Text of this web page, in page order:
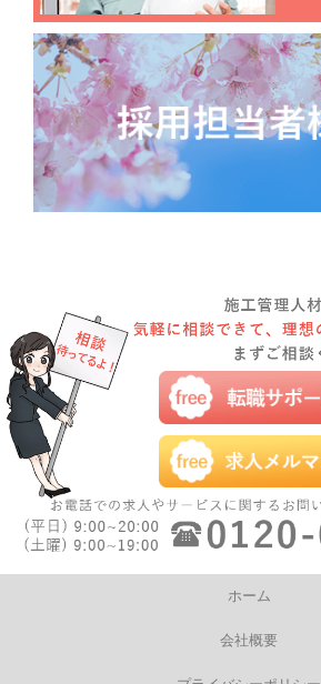
ホーム
会社概要